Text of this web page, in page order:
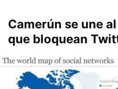
Camerún se une
que bloquean